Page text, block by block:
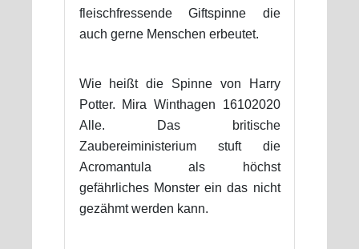
fleischfressende Giftspinne die
auch gerne Menschen erbeutet.
Wie heißt die Spinne von Harry
Potter. Mira Winthagen 16102020
Alle. Das britische
Zaubereiministerium stuft die
Acromantula als höchst
gefährliches Monster ein das nicht
gezähmt werden kann.